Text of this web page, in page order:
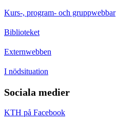
Kurs-, program- och gruppwebbar
Biblioteket
Externwebben
I nödsituation
Sociala medier
KTH på Facebook